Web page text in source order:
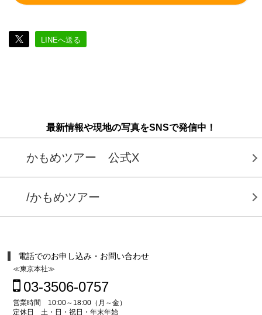
LINEへ送る
最新情報や現地の写真をSNSで発信中！
かもめツアー 公式X
/かもめツアー
電話でのお申し込み・お問い合わせ
≪東京本社≫
03-3506-0757
営業時間 10:00～18:00（月～金）
定休日 土・日・祝日・年末年始